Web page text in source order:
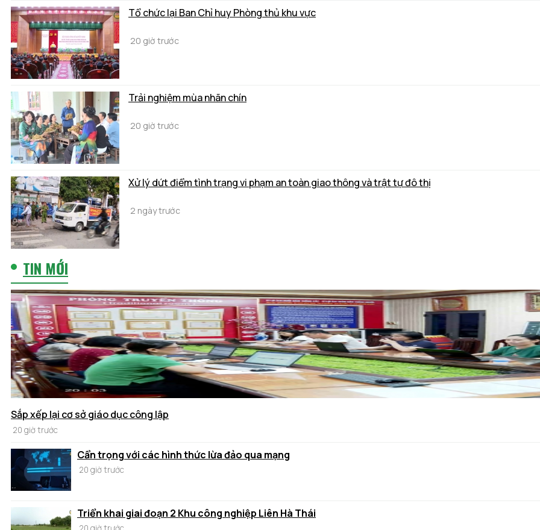
Tổ chức lại Ban Chỉ huy Phòng thủ khu vực
20 giờ trước
Trải nghiệm mùa nhãn chín
20 giờ trước
Xử lý dứt điểm tình trạng vi phạm an toàn giao thông và trật tự đô thị
2 ngày trước
TIN MỚI
Sắp xếp lại cơ sở giáo dục công lập
20 giờ trước
Cẩn trọng với các hình thức lừa đảo qua mạng
20 giờ trước
Triển khai giai đoạn 2 Khu công nghiệp Liên Hà Thái